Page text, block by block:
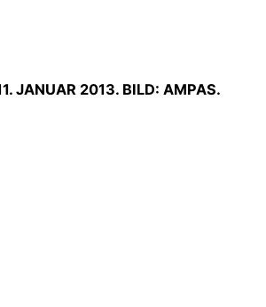
JANUAR 2013. BILD: AMPAS.